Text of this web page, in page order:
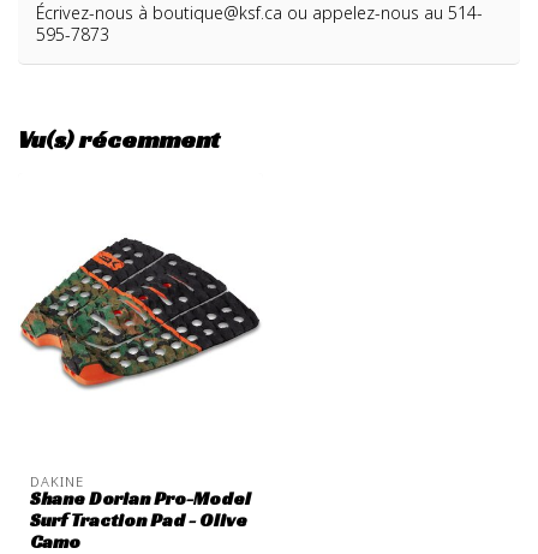
Écrivez-nous à boutique@ksf.ca ou appelez-nous au 514-
595-7873
Vu(s) récemment
DAKINE
Shane Dorian Pro-Model
Surf Traction Pad - Olive
Camo